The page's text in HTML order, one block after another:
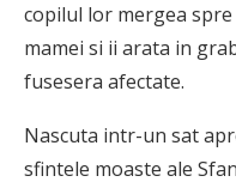
copilul lor mergea
mamei si ii arata in
fusesera afectate.
Nascuta intr-un sat
sfintele moaste ale